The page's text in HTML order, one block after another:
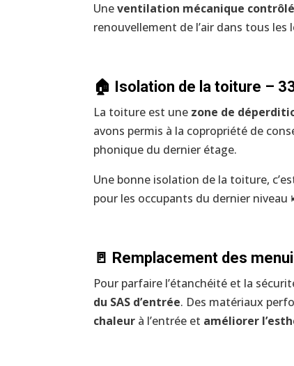
Uneventilation mécanique
renouvellement de l’air dans tous les
🏠 Isolation de la toiture –
La toiture est une zone de
avons permis à la copropriété de
phonique du dernier étage.
Une bonne isolation de la toiture,
pour les occupants du dernier
🚪 Remplacement des
Pour parfaire l’étanchéité et la
du SAS d’entrée. Des matériaux
chaleur à l’entrée et améliorer